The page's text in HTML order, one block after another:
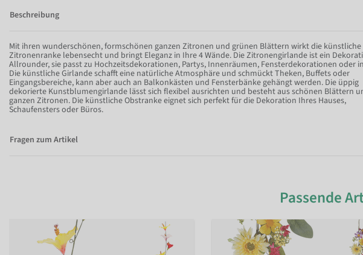
Beschreibung
Mit ihren wunderschönen, formschönen ganzen Zitronen und grünen Blättern wirkt die künstliche
Zitronenranke lebensecht und bringt Eleganz in Ihre 4 Wände. Die Zitronengirlande ist ein
Allrounder, sie passt zu Hochzeitsdekorationen, Partys, Innenräumen, Fensterdekorationen oder
Die künstliche Girlande schafft eine natürliche Atmosphäre und schmückt Theken, Buffets oder
Eingangsbereiche, kann aber auch an Balkonkästen und Fensterbänke gehängt werden. Die üppig
dekorierte Kunstblumengirlande lässt sich flexibel ausrichten und besteht aus schönen Blättern
ganzen Zitronen. Die künstliche Obstranke eignet sich perfekt für die Dekoration Ihres Hauses,
Schaufensters oder Büros.
Fragen zum Artikel
Passende